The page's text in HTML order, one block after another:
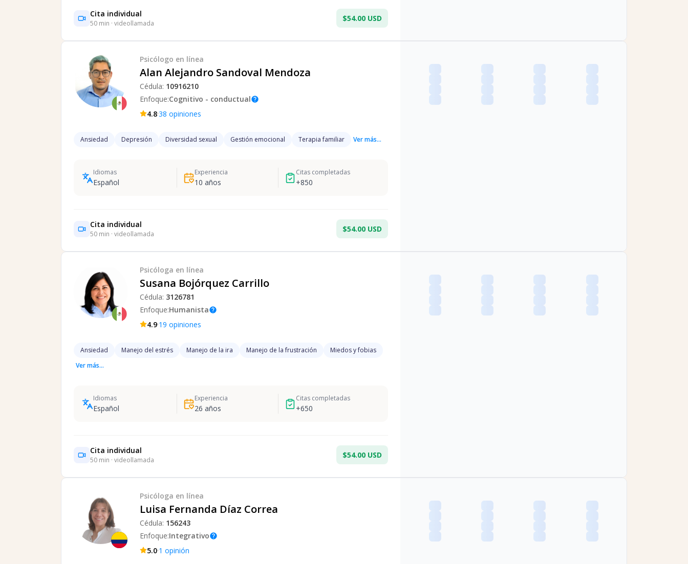
Cita individual
50 min · videollamada
$54.00 USD
Psicólogo en línea
Alan Alejandro Sandoval Mendoza
Cédula: 10916210
Enfoque:Cognitivo - conductualhelp
4.8·38 opiniones
Ansiedad Depresión Diversidad sexual Gestión emocional Terapia familiar Ver más...
Idiomas
Español
Experiencia
10 años
Citas completadas
+850
Cita individual
50 min · videollamada
$54.00 USD
Psicóloga en línea
Susana Bojórquez Carrillo
Cédula: 3126781
Enfoque:Humanistahelp
4.9·19 opiniones
Ansiedad Manejo del estrés Manejo de la ira Manejo de la frustración
Miedos y fobias
Ver más...
Idiomas
Español
Experiencia
26 años
Citas completadas
+650
Cita individual
50 min · videollamada
$54.00 USD
Psicóloga en línea
Luisa Fernanda Díaz Correa
Cédula: 156243
Enfoque:Integrativohelp
5.0·1 opinión